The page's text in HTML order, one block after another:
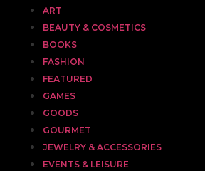
ART
BEAUTY & COSMETICS
BOOKS
FASHION
FEATURED
GAMES
GOODS
GOURMET
JEWELRY & ACCESSORIES
EVENTS & LEISURE